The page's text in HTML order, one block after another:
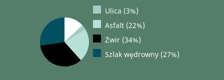
Ulica (3%)
Asfalt (22%)
Żwir (34%)
Szlak wędrowny (27%)